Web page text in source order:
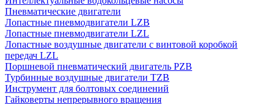
Пневматические двигатели
Лопастные пневмодвигатели LZB
Лопастные пневмодвигатели LZL
Лопастные воздушные двигатели с винтовой коробкой
передач LZL
Поршневой пневматический двигатель PZB
Турбинные воздушные двигатели TZB
Инструмент для болтовых соединений
Гайковерты непрерывного вращения